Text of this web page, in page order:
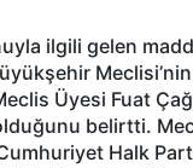
ilgili gelen
Üyesi Fuat
belirtti.
Halk